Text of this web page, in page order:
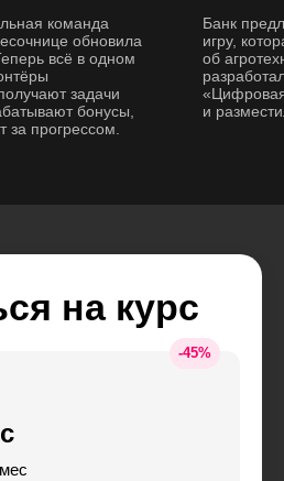
Банк
игру,
об
и
команда
обновила
всё в одном
задачи
бонусы,
за прогрессом.
на курс
-45%